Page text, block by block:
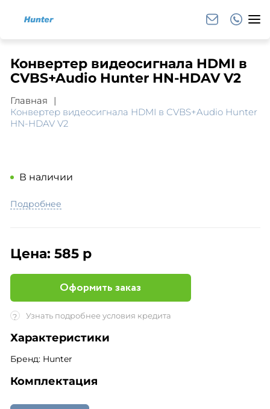
Конвертер видеосигнала HDMI в
CVBS+Audio Hunter HN-HDAV V2
Главная
Конвертер видеосигнала HDMI в CVBS+Audio Hunter
HN-HDAV V2
В наличии
Подробнее
Цена: 585 р
Оформить заказ
? Узнать подробнее условия кредита
Характеристики
Бренд: Hunter
Комплектация